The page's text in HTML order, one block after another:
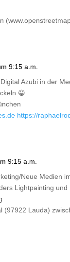
9:15 a.m.
Azubi in der
😀
https://
9:15 a.m.
Neue Medien
Lightpainting
(97922 Lauda)